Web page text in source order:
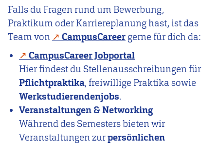
Falls du Fragen rund um Bewerbung,
Praktikum oder Karriereplanung hast, ist das
Team von
CampusCareer gerne für dich da:
CampusCareer Jobportal
Hier findest du Stellenausschreibungen für
Pflichtpraktika, freiwillige Praktika sowie
Werkstudierendenjobs.
Veranstaltungen & Networking
Während des Semesters bieten wir
Veranstaltungen zurpersönlichen